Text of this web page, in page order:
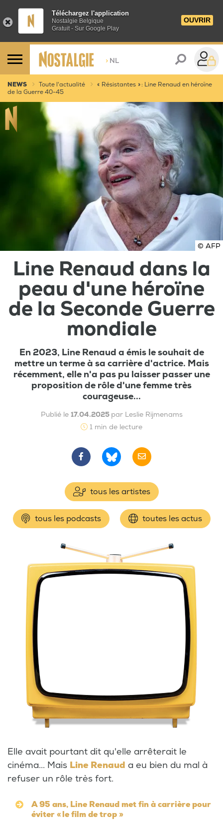
Téléchargez l'application
Nostalgie Belgique
Gratuit - Sur Google Play
OUVRIR
> NL
NEWS Toute l'actualité
« Résistantes » : Line Renaud en héroïne
de la Guerre 40-45
© AFP
Line Renaud dans la
peau d'une héroïne
de la Seconde Guerre
mondiale
En 2023, Line Renaud a émis le souhait de
mettre un terme à sa carrière d'actrice. Mais
récemment, elle n'a pas pu laisser passer une
proposition de rôle d'une femme très
courageuse...
Publié le 17.04.2025 par Leslie Rijmenams
1 min de lecture
tous les artistes
tous les podcasts toutes les actus
Elle avait pourtant dit qu'elle arrêterait le
cinéma... Mais Line Renaud a eu bien du mal à
refuser un rôle très fort.
A 95 ans, Line Renaud met fin à carrière pour
éviter « le film de trop »